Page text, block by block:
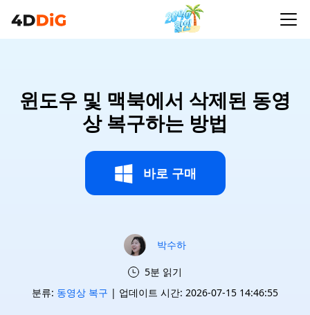
윈도우 및 맥북에서 삭제된 동영
상 복구하는 방법
바로 구매
박수하
5분 읽기
분류: 동영상 복구 | 업데이트 시간: 2026-07-15 14:46:55